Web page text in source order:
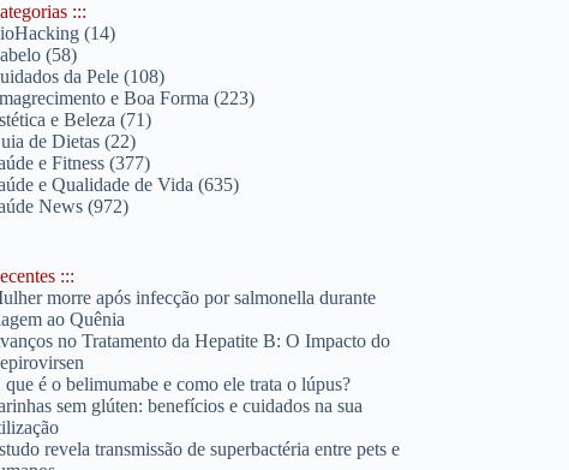
:::
(14)
(58)
da Pele(108)
e Boa Forma (223)
e Beleza (71)
de Dietas(22)
e Fitness(377)
e Qualidade de Vida (635)
News(972)
:::
morre após infecção por salmonella durante
ao Quênia
no Tratamento da Hepatite B: O Impacto do
que é o belimumabe e como ele trata o lúpus?
sem glúten: benefícios e cuidados na sua
revela transmissão de superbactéria entre pets e